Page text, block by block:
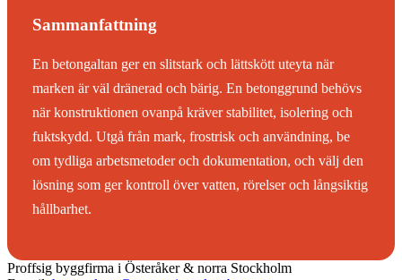
Sammanfattning
En betongaltan ger en slitstark och lättskött uteyta när
marken är väl dränerad och bärig. En betonggrund behövs
när konstruktionen ovanpå kräver stabilitet, isolering och
fuktskydd. Utgå från mark, frostrisk och användning, be
om tydliga arbetsmetoder och dokumentation, och välj den
lösning som ger kontroll över vatten, rörelser och långsiktig
hållbarhet.
Proffsig byggfirma i Österåker & norra Stockholm